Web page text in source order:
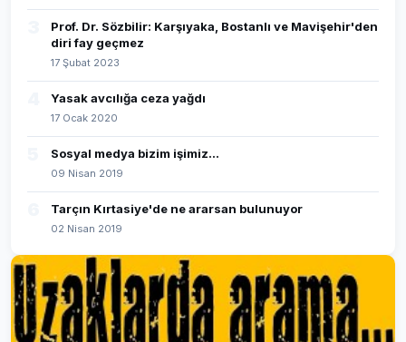
Prof. Dr. Sözbilir: Karşıyaka, Bostanlı ve Mavişehir'den
diri fay geçmez
17 Şubat 2023
Yasak avcılığa ceza yağdı
17 Ocak 2020
Sosyal medya bizim işimiz...
09 Nisan 2019
Tarçın Kırtasiye'de ne ararsan bulunuyor
02 Nisan 2019